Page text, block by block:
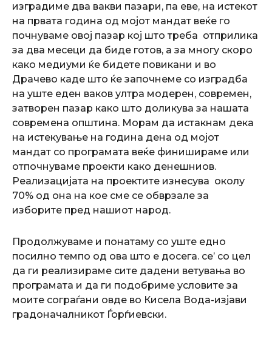
изградиме два вакви пазари, па еве, на истекот
на првата година од мојот мандат веќе го
почнуваме овој пазар кој што треба отприлика
за два месеци да биде готов, а за многу скоро
како медиуми ќе бидете повикани и во
Драчево каде што ќе започнеме со изградба
на уште еден ваков ултра модерен, современ,
затворен пазар како што доликува за нашата
современа општина. Морам да истакнам дека
на истекување на година дена од мојот
мандат со програмата веќе финишираме или
отпочнуваме проекти како денешниов.
Реализацијата на проектите изнесува околу
70% од она на кое сме се обврзале за
изборите пред нашиот народ.
Продолжуваме и понатаму со уште едно
посилно темпо од ова што е досега. се’ со цел
да ги реализираме сите дадени ветувања во
програмата и да ги подобриме условите за
моите сограѓани овде во Кисела Вода-изјави
градоначалникот Ѓорѓиевски.